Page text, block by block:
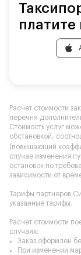
Расчет стоимости
перечня
Стоимость услуг
обстановкой,
(повышающий
случае изменения
остановок по
зависимости от
Тарифы партнеров
указанные тарифы.
Расчет стоимости
случаях:
Заказ оформлен
При изменении